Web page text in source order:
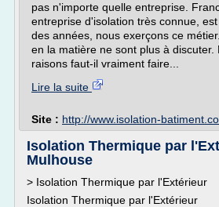
pas n'importe quelle entreprise.
entreprise d'isolation très connue,
des années, nous exerçons ce
en la matière ne sont plus à discuter.
raisons faut-il vraiment faire...
Lire la suite
Site : http://www.isolation-
Isolation Thermique par
Mulhouse
> Isolation Thermique par l'Extérieur
Isolation Thermique par l'Extérieur